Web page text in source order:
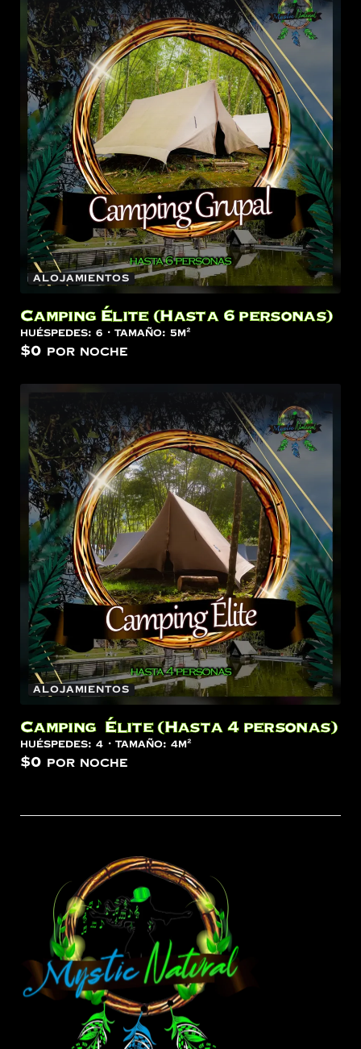
Alojamientos
Camping Élite (Hasta 6 personas)
Huéspedes: 6 Tamaño: 5m²
$0 por noche
Alojamientos
Camping Élite (Hasta 4 personas)
Huéspedes: 4 Tamaño: 4m²
$0 por noche